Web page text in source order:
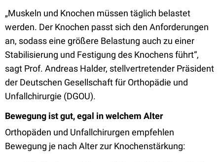
„Muskeln und Knochen müssen täglich belastet
werden. Der Knochen passt sich den Anforderungen
an, sodass eine größere Belastung auch zu einer
Stabilisierung und Festigung des Knochens führt“,
sagt Prof. Andreas Halder, stellvertretender Präsident
der Deutschen Gesellschaft für Orthopädie und
Unfallchirurgie (DGOU).
Bewegung ist gut, egal in welchem Alter
Orthopäden und Unfallchirurgen empfehlen
Bewegung je nach Alter zur Knochenstärkung: